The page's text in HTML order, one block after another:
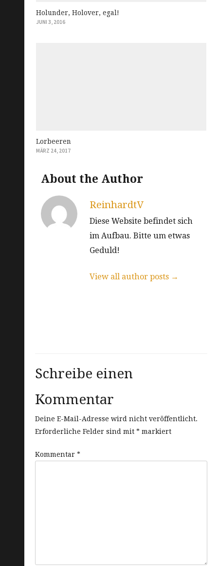
Holunder, Holover, egal!
JUNI 3, 2016
Lorbeeren
MÄRZ 24, 2017
About the Author
ReinhardtV
Diese Website befindet sich
im Aufbau. Bitte um etwas
Geduld!
View all author posts →
Schreibe einen
Kommentar
Deine E-Mail-Adresse wird nicht veröffentlicht.
Erforderliche Felder sind mit *markiert
Kommentar *